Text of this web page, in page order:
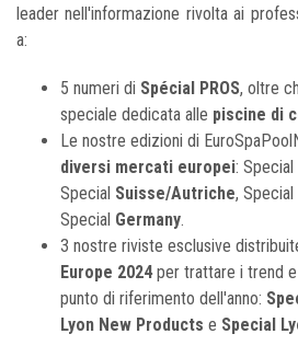
leader nell'informazione rivolta ai
a:
5 numeri di Spécial PROS, oltre
speciale dedicata alle piscine di
Le nostre edizioni di
diversi mercati europei: Special
Special Suisse/Autriche, Special
Special Germany.
3 nostre riviste esclusive
Europe 2024per trattare i trend e
punto di riferimento dell'anno:
Lyon New Products e Special